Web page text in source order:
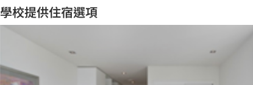
學校提供住宿選項